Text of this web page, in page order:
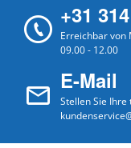
+31
Erreichbar von
09.00 - 12.00
E-Mail
Stellen Sie Ihre